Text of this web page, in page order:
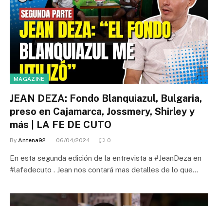
MAGAZINE
JEAN DEZA: Fondo Blanquiazul, Bulgaria,
preso en Cajamarca, Jossmery, Shirley y
más | LA FE DE CUTO
By Antena92 06/04/2024 0
En esta segunda edición de la entrevista a #JeanDeza en
#lafedecuto . Jean nos contará mas detalles de lo que…